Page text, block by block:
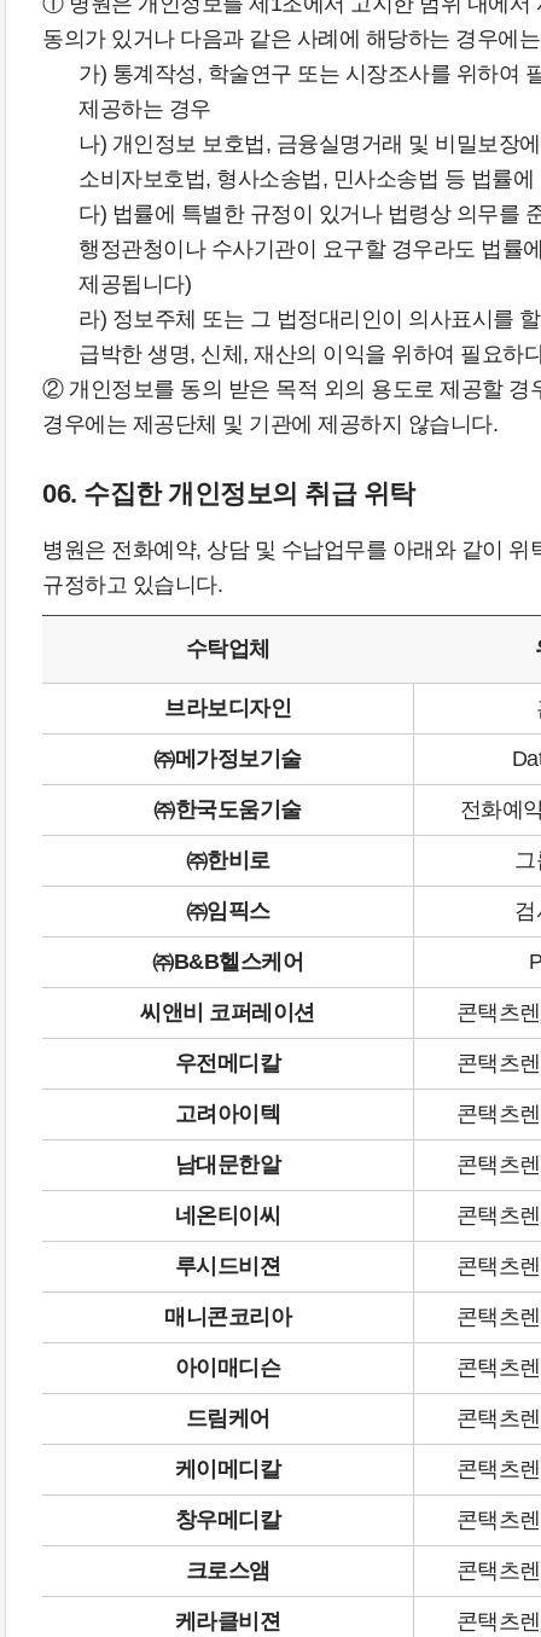
동의가 있거나 다음과 같은 사례에 해당하는 경우에
가) 통계작성, 학술연구 또는 시장조사를 위하여
제공하는 경우
나) 개인정보 보호법, 금융실명거래 및 비밀보장
소비자보호법, 형사소송법, 민사소송법 등 법률
다) 법률에 특별한 규정이 있거나 법령상 의무를
행정관청이나 수사기관이 요구할 경우라도 법률
제공됩니다)
라) 정보주체 또는 그 법정대리인이 의사표시를
급박한 생명, 신체, 재산의 이익을 위하여 필요하
② 개인정보를 동의 받은 목적 외의 용도로 제공할 경
경우에는 제공단체 및 기관에 제공하지 않습니다.
06. 수집한 개인정보의 취급 위탁
병원은 전화예약, 상담 및 수납업무를 아래와 같이
규정하고 있습니다.
수탁업체
브라보디자인
㈜메가정보기술
㈜한국도움기술 전화예
㈜한비로
㈜임픽스 검
㈜B&B헬스케어
씨앤비 코퍼레이션 콘택츠
우전메디칼 콘택츠
고려아이텍 콘택츠
남대문한알 콘택츠
네온티이씨 콘택츠
루시드비젼 콘택츠
매니콘코리아 콘택츠
아이매디슨 콘택츠
드림케어 콘택츠
케이메디칼 콘택츠
창우메디칼 콘택츠
크로스앰 콘택츠
케라클비젼 콘택츠